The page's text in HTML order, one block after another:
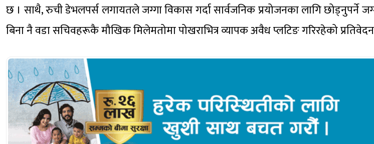
छ । साथै, रुची डेभलपर्स लगायतले जग्गा विकास गर्दा सार्वजनिक प्रयोजनका लागि छोड्नुपर्ने
बिना नै वडा सचिवहरूकै मौखिक मिलेमतोमा पोखराभित्र व्यापक अवैध प्लटिङ गरिरहेको